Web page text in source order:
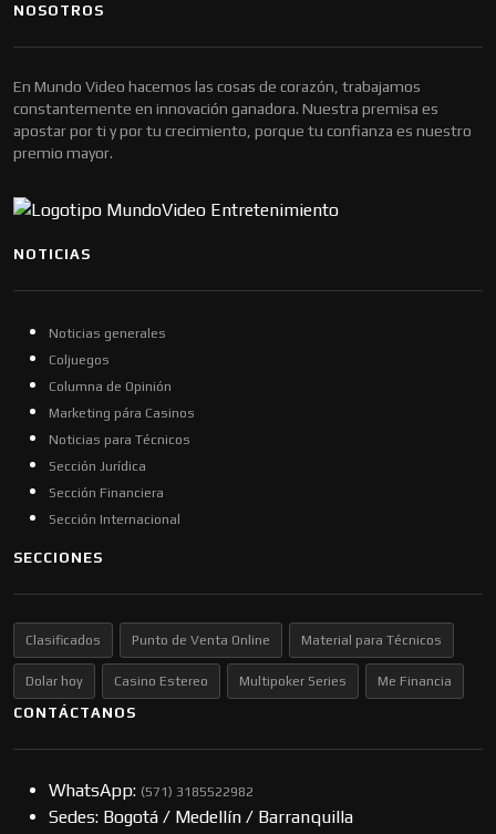
NOSOTROS
En Mundo Video hacemos las cosas de corazón, trabajamos
constantemente en innovación ganadora. Nuestra premisa es
apostar por ti y por tu crecimiento, porque tu confianza es nuestro
premio mayor.
NOTICIAS
Noticias generales
Coljuegos
Columna de Opinión
Marketing pára Casinos
Noticias para Técnicos
Sección Jurídica
Sección Financiera
Sección Internacional
SECCIONES
Clasificados Punto de Venta Online Material para Técnicos
Dolar hoy Casino Estereo Multipoker Series Me Financia
CONTÁCTANOS
WhatsApp: (57​​1) 3185522982
Sedes: Bogotá / Medellín / Barranquilla